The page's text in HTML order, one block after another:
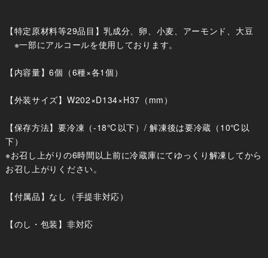
【特定原材料等29品目】乳成分、卵、小麦、アーモンド、大豆
※一部にアルコールを使用しております。
【内容量】6個（6種×各1個）
【外装サイズ】W202×D134×H37（mm）
【保存方法】要冷凍（-18℃以下）/ 解凍後は要冷蔵（10℃以
下）
※お召し上がりの6時間以上前に冷蔵庫にてゆっくり解凍してから
お召し上がりください。
【付属品】なし（手提非対応）
【のし・包装】非対応